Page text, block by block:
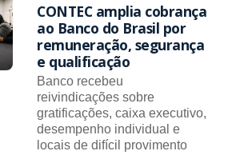
CONTEC amplia cobrança
ao Banco do Brasil por
remuneração, segurança
e qualificação
Banco recebeu
reivindicações sobre
gratificações, caixa executivo,
desempenho individual e
locais de difícil provimento